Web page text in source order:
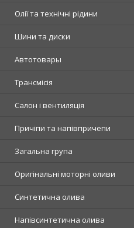
Олії та технічні рідини
Шини та диски
Автотовары
Трансмісія
Салон і вентиляція
Причіпи та напівпричепи
Загальна група
Оригінальні моторні оливи
Синтетична олива
Напівсинтетична олива